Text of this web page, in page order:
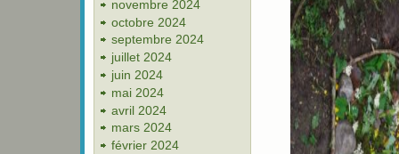
novembre 2024
octobre 2024
septembre 2024
juillet 2024
juin 2024
mai 2024
avril 2024
mars 2024
février 2024